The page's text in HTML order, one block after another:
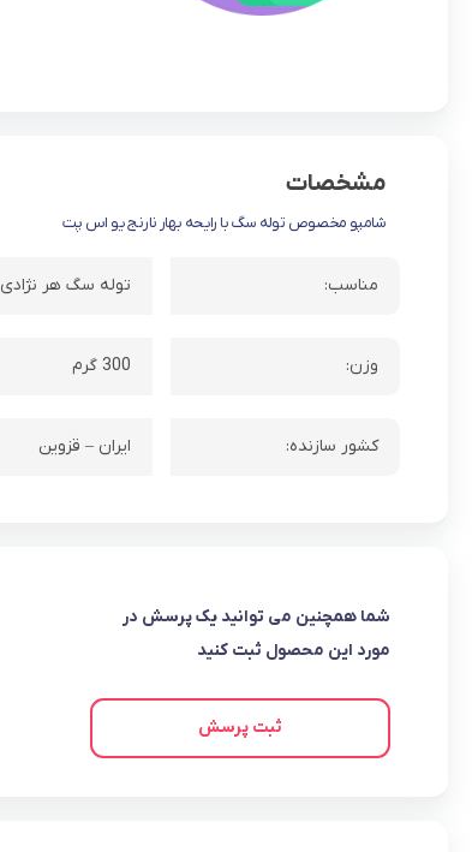
مشخصات
شامپو مخصوص توله سگ با رایحه بهار نارنج یو اس پت
مناسب: توله سگ هر نژادی
وزن: 300 گرم
کشور سازنده: ایران – قزوین
شما همچنین می توانید یک پرسش در
مورد این محصول ثبت کنید
ثبت پرسش